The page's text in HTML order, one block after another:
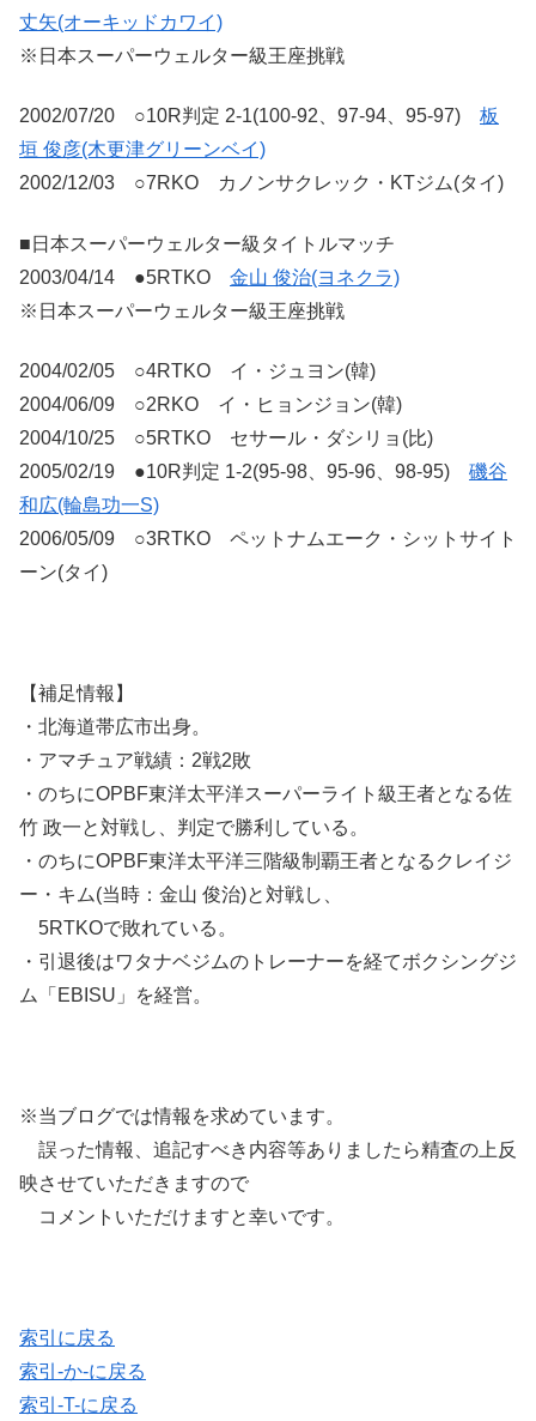
丈矢(オーキッドカワイ)
※日本スーパーウェルター級王座挑戦
2002/07/20 ○10R判定 2-1(100-92、97-94、95-97) 板
垣 俊彦(木更津グリーンベイ)
2002/12/03 ○7RKO カノンサクレック・KTジム(タイ)
■日本スーパーウェルター級タイトルマッチ
2003/04/14 ●5RTKO 金山 俊治(ヨネクラ)
※日本スーパーウェルター級王座挑戦
2004/02/05 ○4RTKO イ・ジュヨン(韓)
2004/06/09 ○2RKO イ・ヒョンジョン(韓)
2004/10/25 ○5RTKO セサール・ダシリョ(比)
2005/02/19 ●10R判定 1-2(95-98、95-96、98-95) 磯谷
和広(輪島功一S)
2006/05/09 ○3RTKO ペットナムエーク・シットサイト
ーン(タイ)
【補足情報】
・北海道帯広市出身。
・アマチュア戦績：2戦2敗
・のちにOPBF東洋太平洋スーパーライト級王者となる佐
竹 政一と対戦し、判定で勝利している。
・のちにOPBF東洋太平洋三階級制覇王者となるクレイジ
ー・キム(当時：金山 俊治)と対戦し、
5RTKOで敗れている。
・引退後はワタナベジムのトレーナーを経てボクシングジ
ム「EBISU」を経営。
※当ブログでは情報を求めています。
誤った情報、追記すべき内容等ありましたら精査の上反
映させていただきますので
コメントいただけますと幸いです。
索引に戻る
索引-か-に戻る
索引-T-に戻る